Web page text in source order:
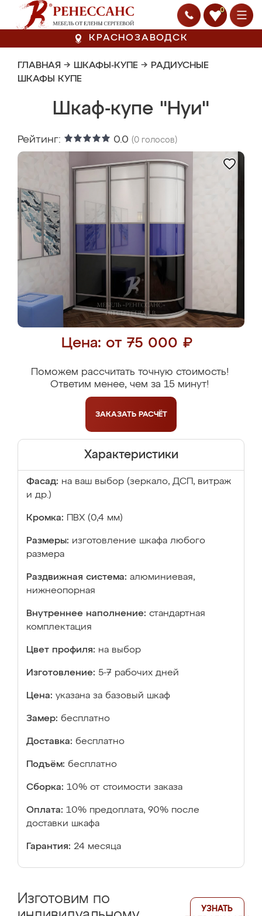
0
КРАСНОЗАВОДСК
ГЛАВНАЯ → ШКАФЫ-КУПЕ → РАДИУСНЫЕ
ШКАФЫ КУПЕ
Шкаф-купе "Нуи"
Рейтинг: 0.0 (0 голосов)
Цена: от 75 000 ₽
Поможем рассчитать точную стоимость!
Ответим менее, чем за 15 минут!
ЗАКАЗАТЬ РАСЧЁТ
Характеристики
Фасад: на ваш выбор (зеркало, ДСП, витраж
и др.)
Кромка: ПВХ (0,4 мм)
Размеры: изготовление шкафа любого
размера
Раздвижная система: алюминиевая,
нижнеопорная
Внутреннее наполнение: стандартная
комплектация
Цвет профиля: на выбор
Изготовление: 5-7 рабочих дней
Цена: указана за базовый шкаф
Замер: бесплатно
Доставка: бесплатно
Подъём: бесплатно
Сборка: 10% от стоимости заказа
Оплата: 10% предоплата, 90% после
доставки шкафа
Гарантия: 24 месяца
Изготовим по
УЗНАТЬ